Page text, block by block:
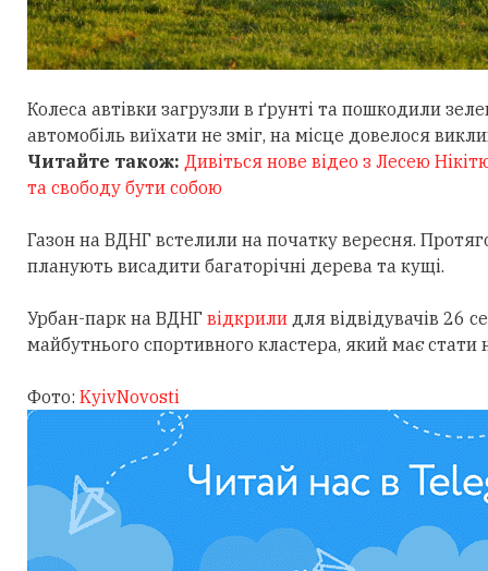
Колеса автівки загрузли в ґрунті та пошкодили
автомобіль виїхати не зміг, на місце довелося
Читайте також: Дивіться нове відео з Лесею
та свободу бути собою
Газон на ВДНГ встелили на початку вересня.
планують висадити багаторічні дерева та кущі.
Урбан-парк на ВДНГ відкрили для відвідувачів 26
майбутнього спортивного кластера, який має стати
Фото: KyivNovosti